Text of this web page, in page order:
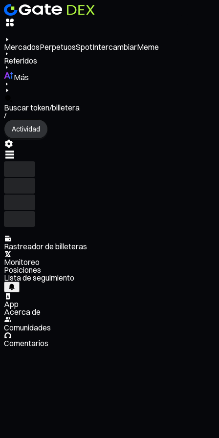
MercadosPerpetuosSpotIntercambiarMeme
Referidos
Más
Buscar token/billetera
/
Actividad
Rastreador de billeteras
Monitoreo
Posiciones
Lista de seguimiento
App
Acerca de
Comunidades
Comentarios